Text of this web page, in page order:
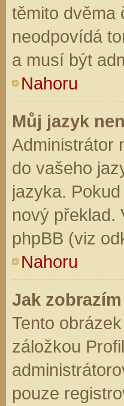
těmito dvěma
neodpovídá
a musí být
Nahoru
Můj jazyk
Administrátor
do vašeho
jazyka.
nový překlad.
phpBB (viz
Nahoru
Jak
Tento
záložkou
pouze